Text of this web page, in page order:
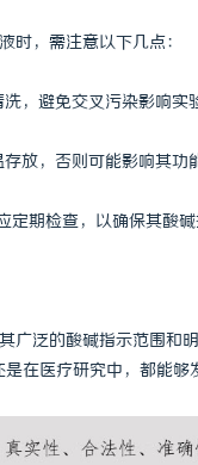
时，需注意以下几点：
，避免交叉污染影响实
放，否则可能影响其功
期检查，以确保其酸碱
广泛的酸碱指示范围和
在医疗研究中，都能